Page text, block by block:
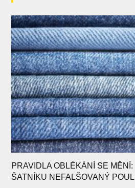
PRAVIDLA OBLÉKÁNÍ SE
ŠATNÍKU NEFALŠOVANÝ